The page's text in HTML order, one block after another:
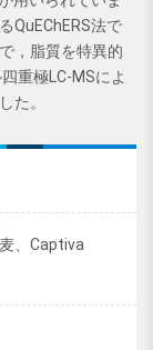
QuEChERS法で
，脂質を特異的
重極LC-MSによ
た。
、Captiva